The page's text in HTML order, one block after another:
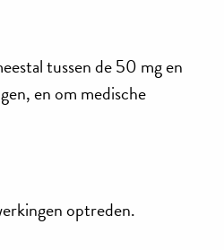
tussen de 50 mg en
en om medische
optreden.